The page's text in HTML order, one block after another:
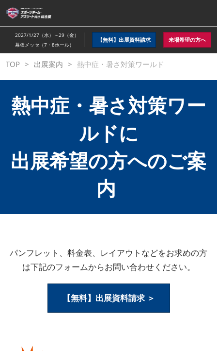
ス
キ
ッ
し
て
進
2027/1/27（水）～29（金）
幕張メッセ（7・8ホール）
【無料】出展資料請求 来場希望の方へ
TOP 出展案内 熱中症・暑さ対策ワールド
熱中症・暑さ対策ワー
ルドに
出展希望の方へのご案
内
パンフレット、料金表、レイアウトなどをお求めの方
は下記のフォームからお問い合わせください。
【無料】出展資料請求 ＞